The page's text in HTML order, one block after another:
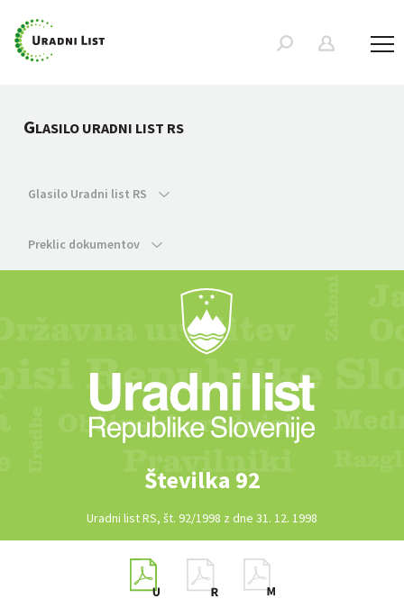
GLASILO URADNI LIST RS
Glasilo Uradni list RS
Preklic dokumentov
Številka 92
Uradni list RS, št. 92/1998 z dne 31. 12. 1998